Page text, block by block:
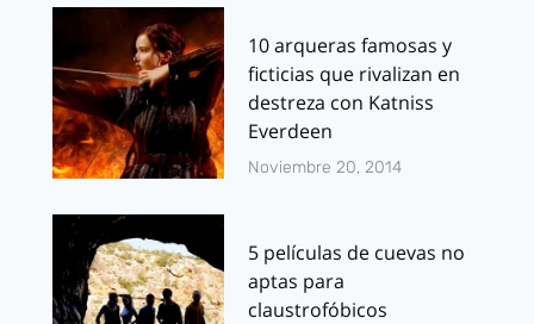
10 arqueras famosas y
ficticias que rivalizan en
destreza con Katniss
Everdeen
Noviembre 20, 2014
5 películas de cuevas no
aptas para
claustrofóbicos